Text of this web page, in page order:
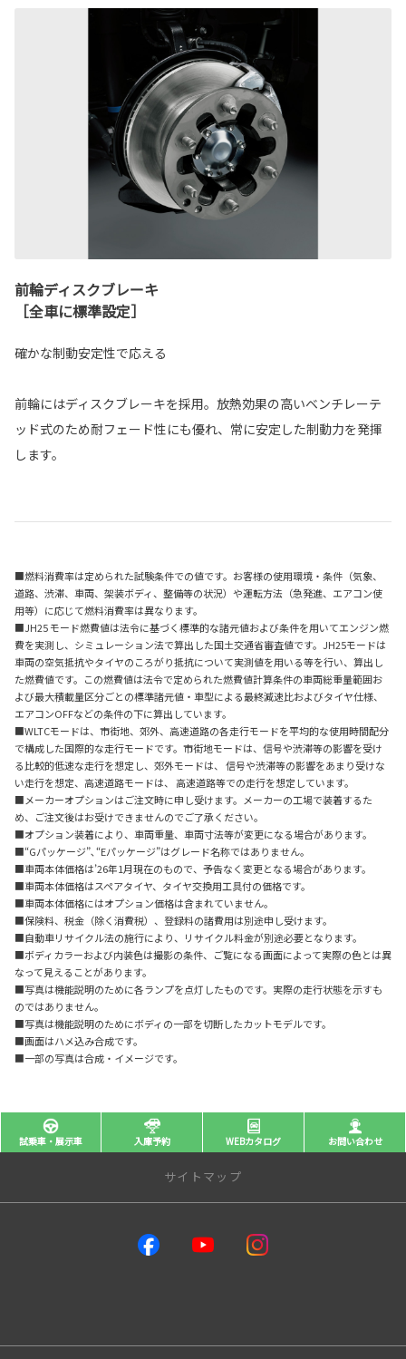
前輪ディスクブレーキ
［全車に標準設定］
確かな制動安定性で応える
前輪にはディスクブレーキを採用。放熱効果の高いベンチレーテ
ッド式のため耐フェード性にも優れ、常に安定した制動力を発揮
します。
■燃料消費率は定められた試験条件での値です。お客様の使用環境・条件（気象、
道路、渋滞、車両、架装ボディ、整備等の状況）や運転方法（急発進、エアコン使
用等）に応じて燃料消費率は異なります。
■JH25 モード燃費値は法令に基づく標準的な諸元値および条件を用いてエンジン燃
費を実測し、シミュレーション法で算出した国土交通省審査値です。JH25モードは
車両の空気抵抗やタイヤのころがり抵抗について実測値を用いる等を行い、算出し
た燃費値です。この燃費値は法令で定められた燃費値計算条件の車両総重量範囲お
よび最大積載量区分ごとの標準諸元値・車型による最終減速比およびタイヤ仕様、
エアコンOFFなどの条件の下に算出しています。
■WLTCモードは、市街地、郊外、高速道路の各走行モードを平均的な使用時間配分
で構成した国際的な走行モードです。市街地モードは、信号や渋滞等の影響を受け
る比較的低速な走行を想定し、郊外モードは、 信号や渋滞等の影響をあまり受けな
い走行を想定、高速道路モードは、 高速道路等での走行を想定しています。
■メーカーオプションはご注文時に申し受けます。メーカーの工場で装着するた
め、ご注文後はお受けできませんのでご了承ください。
■オプション装着により、車両重量、車両寸法等が変更になる場合があります。
■“Gパッケージ”､“Eパッケージ”はグレード名称ではありません。
■車両本体価格は’26年1月現在のもので、予告なく変更となる場合があります。
■車両本体価格はスペアタイヤ、タイヤ交換用工具付の価格です。
■車両本体価格にはオプション価格は含まれていません。
■保険料、税金（除く消費税）、登録料の諸費用は別途申し受けます。
■自動車リサイクル法の施行により、リサイクル料金が別途必要となります。
■ボディカラーおよび内装色は撮影の条件、ご覧になる画面によって実際の色とは異
なって見えることがあります。
■写真は機能説明のために各ランプを点灯したものです。実際の走行状態を示すも
のではありません。
■写真は機能説明のためにボディの一部を切断したカットモデルです。
■画面はハメ込み合成です。
■一部の写真は合成・イメージです。
試乗車・展示車 入庫予約 WEBカタログ お問い合わせ
サイトマップ
宇都宮宝木店